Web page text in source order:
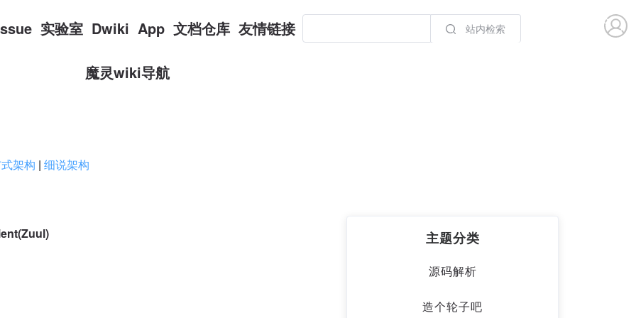
实验室 Dwiki App 文档仓库 友情链接
魔灵wiki导航
站内检索
架构 | 细说架构
主题分类
源码解析
造个轮子吧